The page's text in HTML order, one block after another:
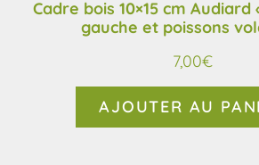
Cadre bois 10×15 cm Audiard
gauche et poissons
7,00€
AJOUTER AU